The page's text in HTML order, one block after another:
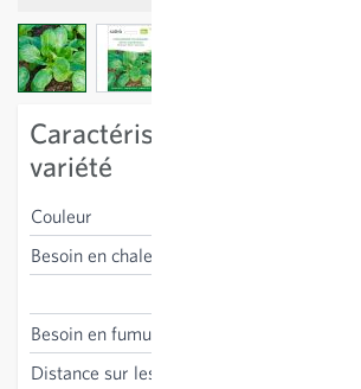
View larger imageView larger image
Caractéristiques spécifiques
variété
Couleur
Besoin en chaleur
Besoin en fumure
Distance sur les lignes